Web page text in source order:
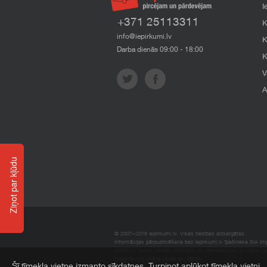
+371 25113311
info@iepirkumi.lv
Darba dienās 09:00 - 18:00
© 2007–2018 Iepirkumi.lv. Visas tiesības aizsargātas.
Informācijas pārpublicēšana bez iepirkumi.lv īpašnieka SIA
Ziņot par kļūdu